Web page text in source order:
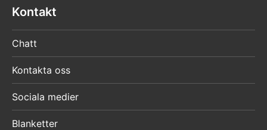
Kontakt
Chatt
Kontakta oss
Sociala medier
Blanketter